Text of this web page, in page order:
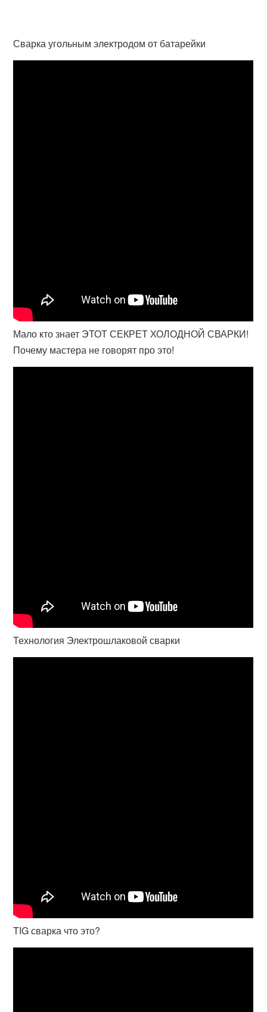
Сварка угольным электродом от батарейки
Мало кто знает ЭТОТ СЕКРЕТ ХОЛОДНОЙ СВАРКИ!
Почему мастера не говорят про это!
Технология Электрошлаковой сварки
TIG сварка что это?